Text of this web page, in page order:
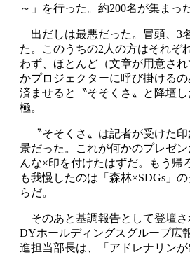
～」を行った。約200名が集まっ
出だしは最悪だった。冒頭、3
た。このうちの2人の方はそれぞ
わず、ほとんど（文章が用意さ
かプロジェクターに呼び掛ける
済ませると〝そそくさ〟と降壇
極。
〝そそくさ〟は記者が受けた
景だった。これが何かのプレゼ
んな×印を付けたはずだ。もう帰
も我慢したのは「森林×SDGs」
らだ。
そのあと基調報告として登壇さ
DYホールディングスグループ広
進担当部長は、「アドレナリン